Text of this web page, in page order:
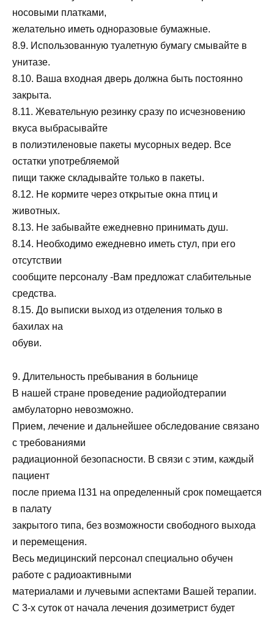
носовыми платками,
желательно иметь одноразовые бумажные.
8.9. Использованную туалетную бумагу смывайте в
унитазе.
8.10. Ваша входная дверь должна быть постоянно
закрыта.
8.11. Жевательную резинку сразу по исчезновению
вкуса выбрасывайте
в полиэтиленовые пакеты мусорных ведер. Все
остатки употребляемой
пищи также складывайте только в пакеты.
8.12. Не кормите через открытые окна птиц и
животных.
8.13. Не забывайте ежедневно принимать душ.
8.14. Необходимо ежедневно иметь стул, при его
отсутствии
сообщите персоналу -Вам предложат слабительные
средства.
8.15. До выписки выход из отделения только в
бахилах на
обуви.
9. Длительность пребывания в больнице
В нашей стране проведение радиойодтерапии
амбулаторно невозможно.
Прием, лечение и дальнейшее обследование связано
с требованиями
радиационной безопасности. В связи с этим, каждый
пациент
после приема I131 на определенный срок помещается
в палату
закрытого типа, без возможности свободного выхода
и перемещения.
Весь медицинский персонал специально обучен
работе с радиоактивными
материалами и лучевыми аспектами Вашей терапии.
С 3-х суток от начала лечения дозиметрист будет